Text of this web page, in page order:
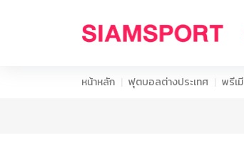
หน้าหลัก ฟุตบอลต่างประเทศ พรีเ